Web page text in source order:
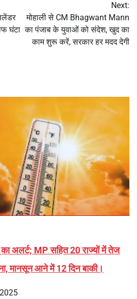
घंटा
Next:
मोहाली से CM Bhagwant Mann
का पंजाब के युवाओं को संदेश, खुद का
काम शुरू करें, सरकार हर मदद देगी
का अलर्ट; MP सहित 20 राज्यों में तेज
मानसून आने में 12 दिन बाकी।